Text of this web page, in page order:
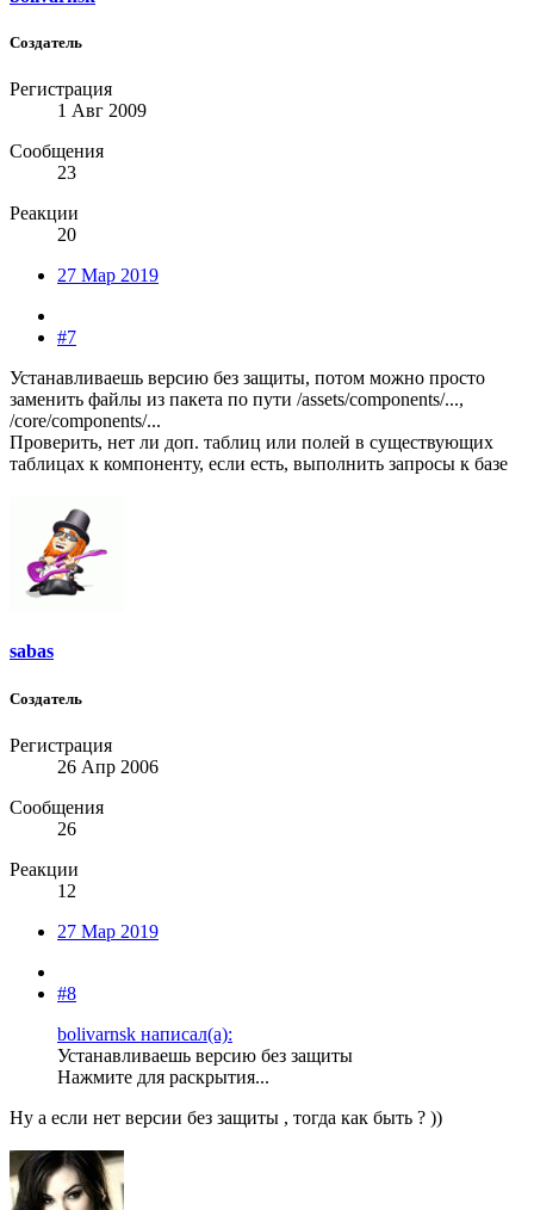
Создатель
Регистрация
1 Авг 2009
Сообщения
23
Реакции
20
27 Мар 2019
#7
Устанавливаешь версию без защиты, потом можно просто
заменить файлы из пакета по пути /assets/components/...,
/core/components/...
Проверить, нет ли доп. таблиц или полей в существующих
таблицах к компоненту, если есть, выполнить запросы к базе
sabas
Создатель
Регистрация
26 Апр 2006
Сообщения
26
Реакции
12
27 Мар 2019
#8
bolivarnsk написал(а):
Устанавливаешь версию без защиты
Нажмите для раскрытия...
Ну а если нет версии без защиты , тогда как быть ? ))